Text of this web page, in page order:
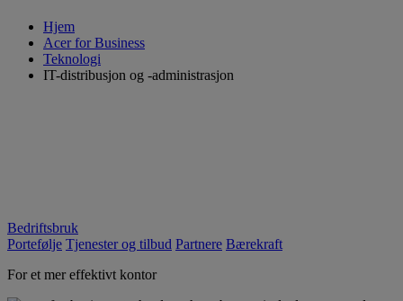
Hjem
Acer for Business
Teknologi
IT-distribusjon og -administrasjon
Bedriftsbruk
Portefølje Tjenester og tilbud Partnere Bærekraft
For et mer effektivt kontor